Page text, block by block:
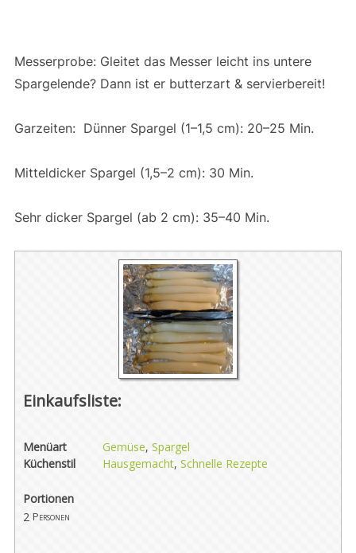
Messerprobe: Gleitet das Messer leicht ins untere
Spargelende? Dann ist er butterzart & servierbereit!
Garzeiten: Dünner Spargel (1–1,5 cm): 20–25 Min.
Mitteldicker Spargel (1,5–2 cm): 30 Min.
Sehr dicker Spargel (ab 2 cm): 35–40 Min.
Einkaufsliste:
Menüart Gemüse, Spargel
Küchenstil
Hausgemacht, Schnelle Rezepte
Portionen
2 Personen